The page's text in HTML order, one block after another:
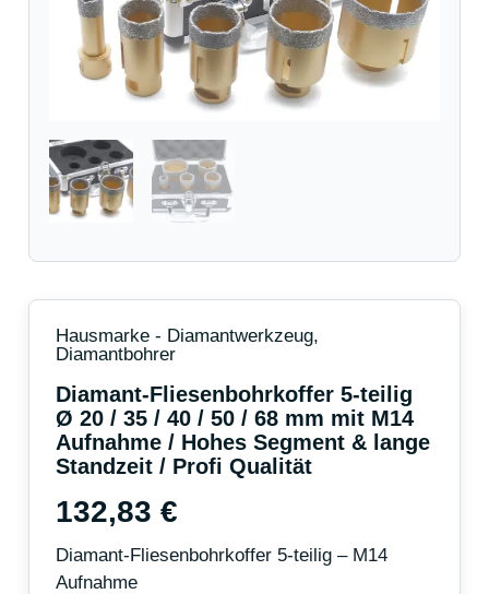
Hausmarke - Diamantwerkzeug,
Diamantbohrer
Diamant-Fliesenbohrkoffer 5-teilig
Ø 20 / 35 / 40 / 50 / 68 mm mit M14
Aufnahme / Hohes Segment & lange
Standzeit / Profi Qualität
132,83€
Diamant-Fliesenbohrkoffer 5-teilig – M14
Aufnahme
/
68
mm
mit
Aufnahme
Hohes
Segment
&
Standzeit
/
Profi
Qualität
Menge